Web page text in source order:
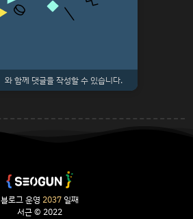
와 함께 댓글을 작성할 수 있습니다.
블로그 운영 2037일째
서근 © 2022